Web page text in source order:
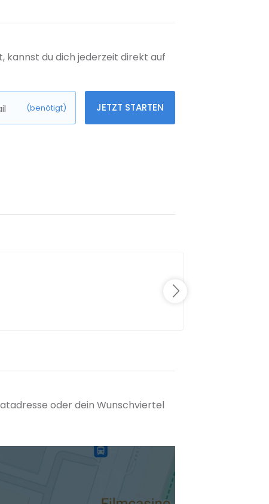
kannst du dich jederzeit direkt auf
(benötigt) JETZT STARTEN
oder dein Wunschviertel
Standort hinzufügen